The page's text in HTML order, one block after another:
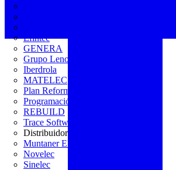
Efintec
GENERA
Grupo Lenor
Iberdrola
MATELEC
Plan Reforma
Programación Integral
REBUILD
Trace Software
Distribuidor
Muntaner Electro
Novelec
Sinelec